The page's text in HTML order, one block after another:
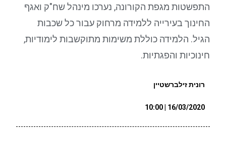
התפשטות מגפת הקורונה, נערכו מינהל שח"ק ואגף
החינוך בעירייה ללמידה מרחוק עבור כל שכבות
הגיל. הלמידה כוללת משימות מתוקשבות לימודיות,
חינוכיות והפגתיות.
רונית זילברשטיין
16/03/2020 | 10:00